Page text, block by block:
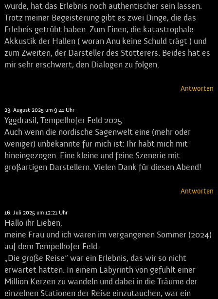
wurde, hat das Erlebnis noch authentischer sein lassen.
Trotz meiner Begeisterung gibt es zwei Dinge, die das
Erlebnis getrübt haben. Zum Einen, die katastrophale
Akkustik der Hallen ( woran Anu keine Schuld trägt ) und
zum Zweiten, der Darsteller des Stotterers. Beides hat es
mir sehr erschwert, den Dialogen zu folgen.
Antworten
23. August 2025 um 9:41 Uhr
Yggdrasil, Tempelhofer Feld 2025
Auch wenn die nordische Sagenwelt eine (mehr oder
weniger) unbekannte für mich ist: Ihr habt mich mit
hineingezogen. Eine kleine und feine Szenerie mit
großartigen Darstellern. Vielen Dank für diesen Abend!
Antworten
16. Juli 2025 um 12:21 Uhr
Hallo ihr Lieben,
meine Frau und ich waren im vergangenen Sommer (2024)
auf dem Tempelhofer Feld.
„Die große Reise“ war ein Erlebnis, das wir so nicht
erwartet hätten. In einem Labyrinth von gefühlt einer
Million Kerzen zu wandeln und dabei in die Träume der
einzelnen Stationen der Reise einzutauchen, war ein